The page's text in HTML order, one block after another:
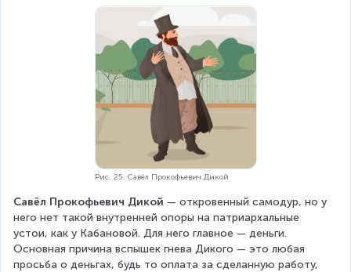
Рис. 25. Савёл Прокофьевич Дикой
Савёл Прокофьевич Дикой — откровенный самодур, но у
него нет такой внутренней опоры на патриархальные
устои, как у Кабановой. Для него главное — деньги.
Основная причина вспышек гнева Дикого — это любая
просьба о деньгах, будь то оплата за сделанную работу,